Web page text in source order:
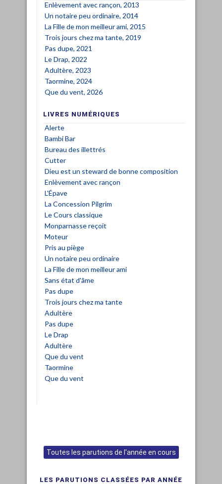
Enlèvement avec rançon, 2013
Un notaire peu ordinaire, 2014
La Fille de mon meilleur ami, 2015
Trois jours chez ma tante, 2019
Pas dupe, 2021
Le Drap, 2022
Adultère, 2023
Taormine, 2024
Que du vent, 2026
LIVRES NUMÉRIQUES
Alerte
Bambi Bar
Bureau des illettrés
Cutter
Dieu est un steward de bonne composition
Enlèvement avec rançon
L'Épave
La Concession Pilgrim
Le Cours classique
Monparnasse reçoit
Moteur
Pris au piège
Un notaire peu ordinaire
La Fille de mon meilleur ami
Sans état d'âme
Pas dupe
Trois jours chez ma tante
Adultère
Pas dupe
Le Drap
Adultère
Que du vent
Taormine
Que du vent
Toutes les parutions de l'année en cours
LES PARUTIONS CLASSÉES PAR ANNÉE